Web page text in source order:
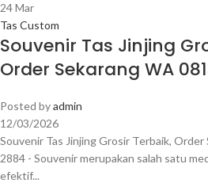
24Mar
Tas Custom
Souvenir Tas Jinjing
Order Sekarang WA
Posted byadmin
12/03/2026
Souvenir Tas Jinjing Grosir Terbaik,
2884 - Souvenir merupakan salah satu
efektif...